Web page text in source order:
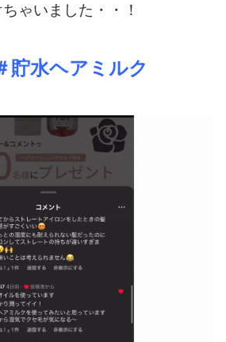
ちゃいました・・！
貯水ヘアミルク